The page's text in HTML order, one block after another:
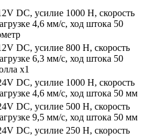
DC, усилие 1000 Н, скорость
4,6 мм/с, ход штока 50
DC, усилие 800 Н, скорость
6,3 мм/с, ход штока 50
x1
DC, усилие 1000 Н, скорость
4,6 мм/с, ход штока 50 мм
DC, усилие 500 Н, скорость
9,5 мм/с, ход штока 50 мм
DC, усилие 250 Н, скорость